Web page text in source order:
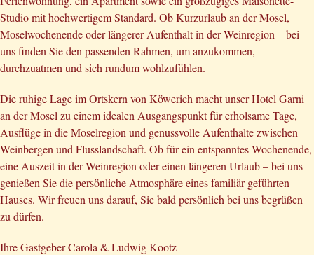
Studio mit hochwertigem Standard. Ob Kurzurlaub an der Mosel,
Moselwochenende oder längerer Aufenthalt in der Weinregion – bei
uns finden Sie den passenden Rahmen, um anzukommen,
durchzuatmen und sich rundum wohlzufühlen.
Die ruhige Lage im Ortskern von Köwerich macht unser Hotel Garni
an der Mosel zu einem idealen Ausgangspunkt für erholsame Tage,
Ausflüge in die Moselregion und genussvolle Aufenthalte zwischen
Weinbergen und Flusslandschaft. Ob für ein entspanntes Wochenende,
eine Auszeit in der Weinregion oder einen längeren Urlaub – bei uns
genießen Sie die persönliche Atmosphäre eines familiär geführten
Hauses. Wir freuen uns darauf, Sie bald persönlich bei uns begrüßen
zu dürfen.
Ihre Gastgeber Carola & Ludwig Kootz